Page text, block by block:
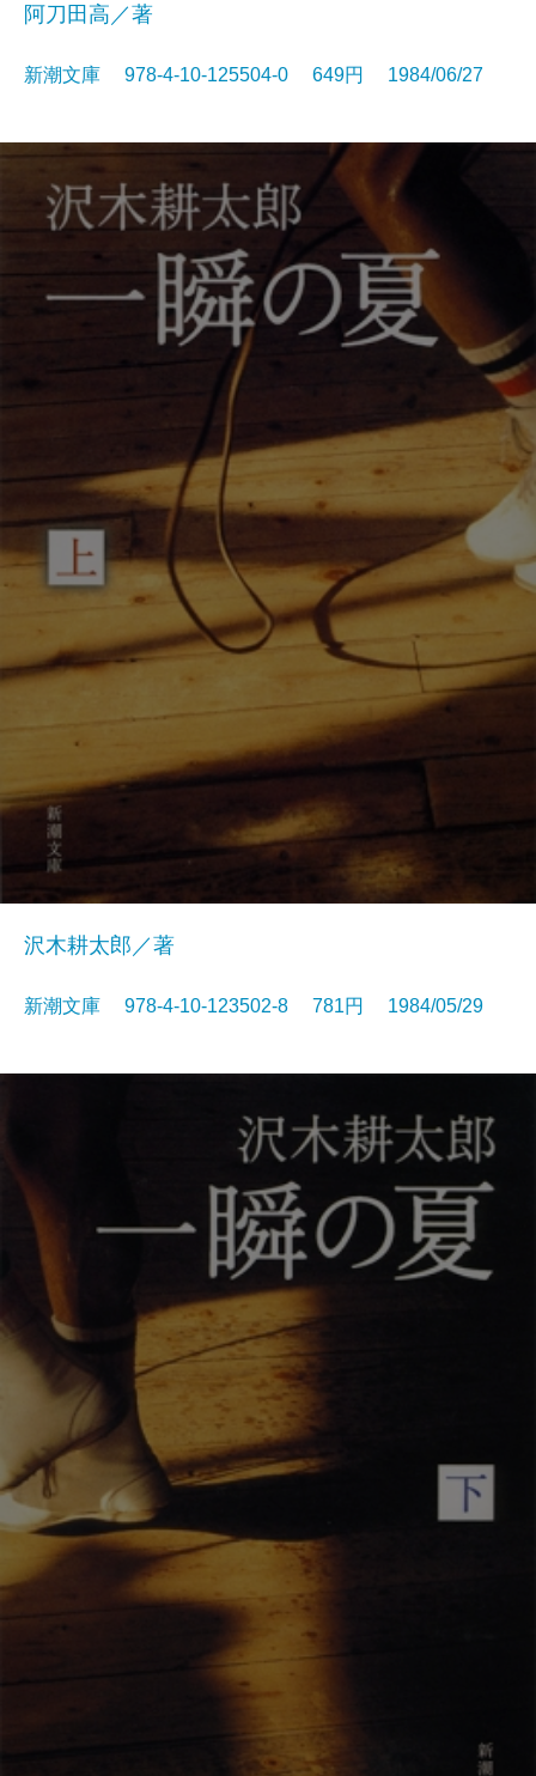
阿刀田高／著
新潮文庫 978-4-10-125504-0 649円 1984/06/27
沢木耕太郎／著
新潮文庫 978-4-10-123502-8 781円 1984/05/29